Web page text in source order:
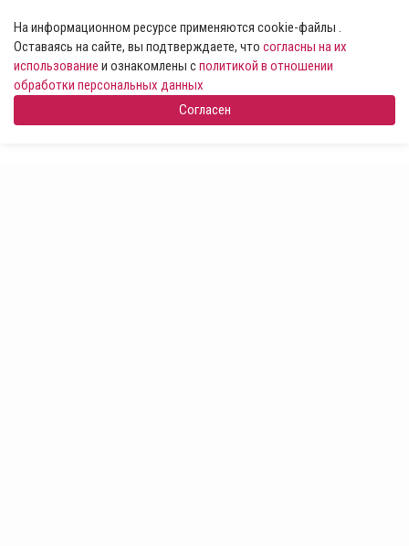
На информационном ресурсе применяются cookie-файлы .
Оставаясь на сайте, вы подтверждаете, что согласны на их
использование и ознакомлены сполитикой в отношении
обработки персональных данных
Согласен